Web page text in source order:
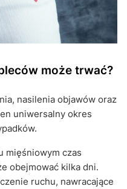
może trwać?
nasilenia objawów oraz
uniwersalny okres
mięśniowym czas
obejmować kilka dni.
ruchu, nawracające